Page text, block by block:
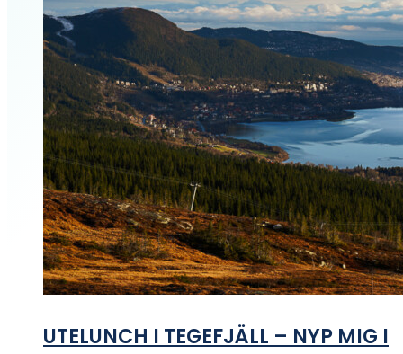
UTELUNCH I TEGEFJÄLL – NYP MIG I